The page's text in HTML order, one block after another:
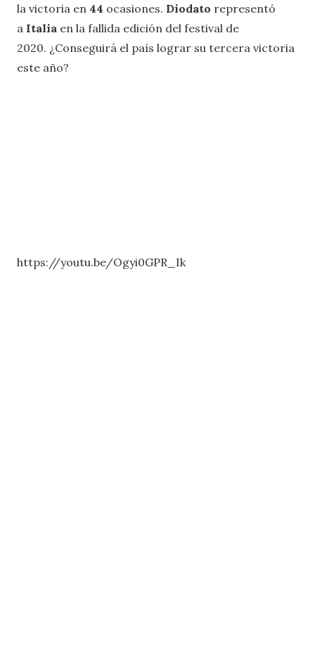
la victoria en 44 ocasiones. Diodato representó
a Italia en la fallida edición del festival de
2020. ¿Conseguirá el país lograr su tercera victoria
este año?
https://youtu.be/Ogyi0GPR_Ik